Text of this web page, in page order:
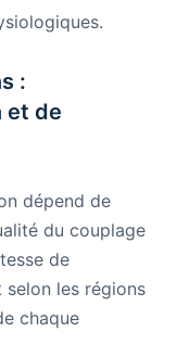
:
et de
dépend de
du couplage
de
les régions
chaque